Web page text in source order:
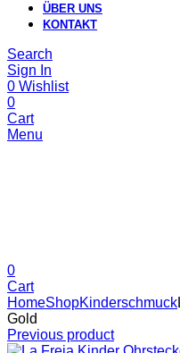
ÜBER UNS
KONTAKT
Search
Sign In
0 Wishlist
0
Cart
Menu
0
Cart
HomeShopKinderschmuck
Gold
Previous product